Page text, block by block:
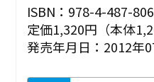
ISBN：978-4-487-
定価1,320円（本体
発売年月日：2012年